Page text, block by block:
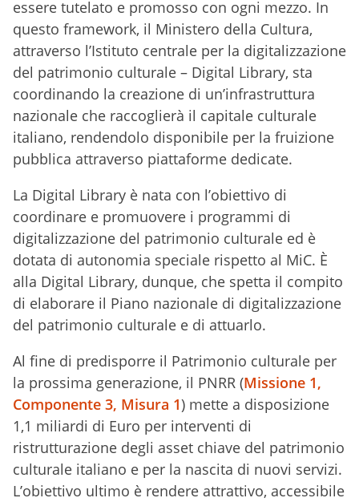
essere tutelato e promosso con ogni mezzo. In
questo framework, il Ministero della Cultura,
attraverso l’Istituto centrale per la digitalizzazione
del patrimonio culturale – Digital Library, sta
coordinando la creazione di un’infrastruttura
nazionale che raccoglierà il capitale culturale
italiano, rendendolo disponibile per la fruizione
pubblica attraverso piattaforme dedicate.
La Digital Library è nata con l’obiettivo di
coordinare e promuovere i programmi di
digitalizzazione del patrimonio culturale ed è
dotata di autonomia speciale rispetto al MiC. È
alla Digital Library, dunque, che spetta il compito
di elaborare il Piano nazionale di digitalizzazione
del patrimonio culturale e di attuarlo.
Al fine di predisporre il Patrimonio culturale per
la prossima generazione, il PNRR (Missione 1,
Componente 3, Misura 1) mette a disposizione
1,1 miliardi di Euro per interventi di
ristrutturazione degli asset chiave del patrimonio
culturale italiano e per la nascita di nuovi servizi.
L’obiettivo ultimo è rendere attrattivo, accessibile